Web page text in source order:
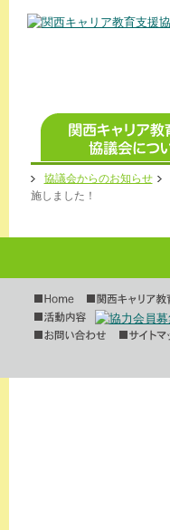
協議会からのお知らせ
施しました！